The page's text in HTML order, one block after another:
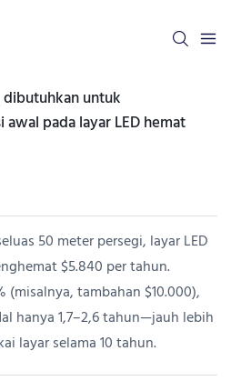
untuk
pada layar LED hemat
50 meter persegi, layar LED
$5.840 per tahun.
(misalnya, tambahan $10.000),
hanya 1,7–2,6 tahun—jauh lebih
layar selama 10 tahun.